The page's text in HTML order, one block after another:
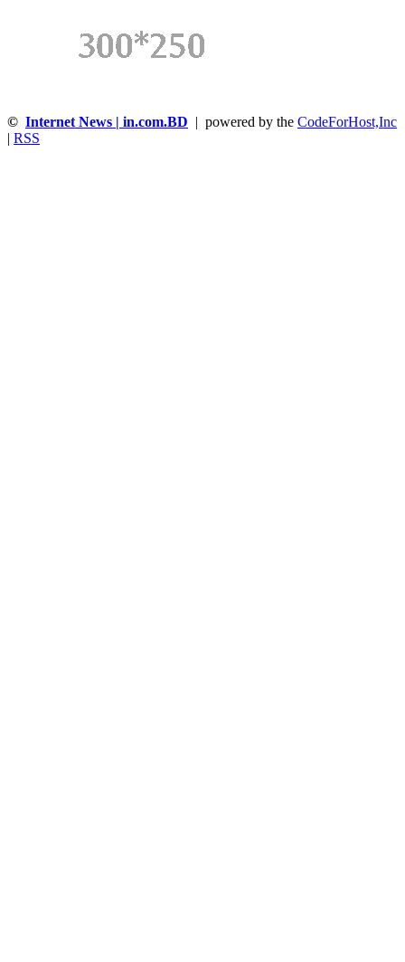
© Internet News | in.com.BD | powered by the CodeForHost,Inc
RSS